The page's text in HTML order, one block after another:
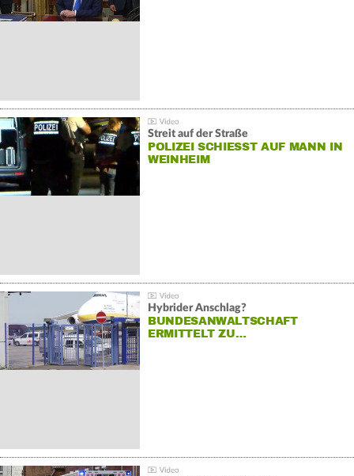
Streit auf der Straße
POLIZEI SCHIESST AUF MANN IN W
EINHEIM
Hybrider Anschlag?
BUNDESANWALTSCHAFT
ERMITTELT ZU…